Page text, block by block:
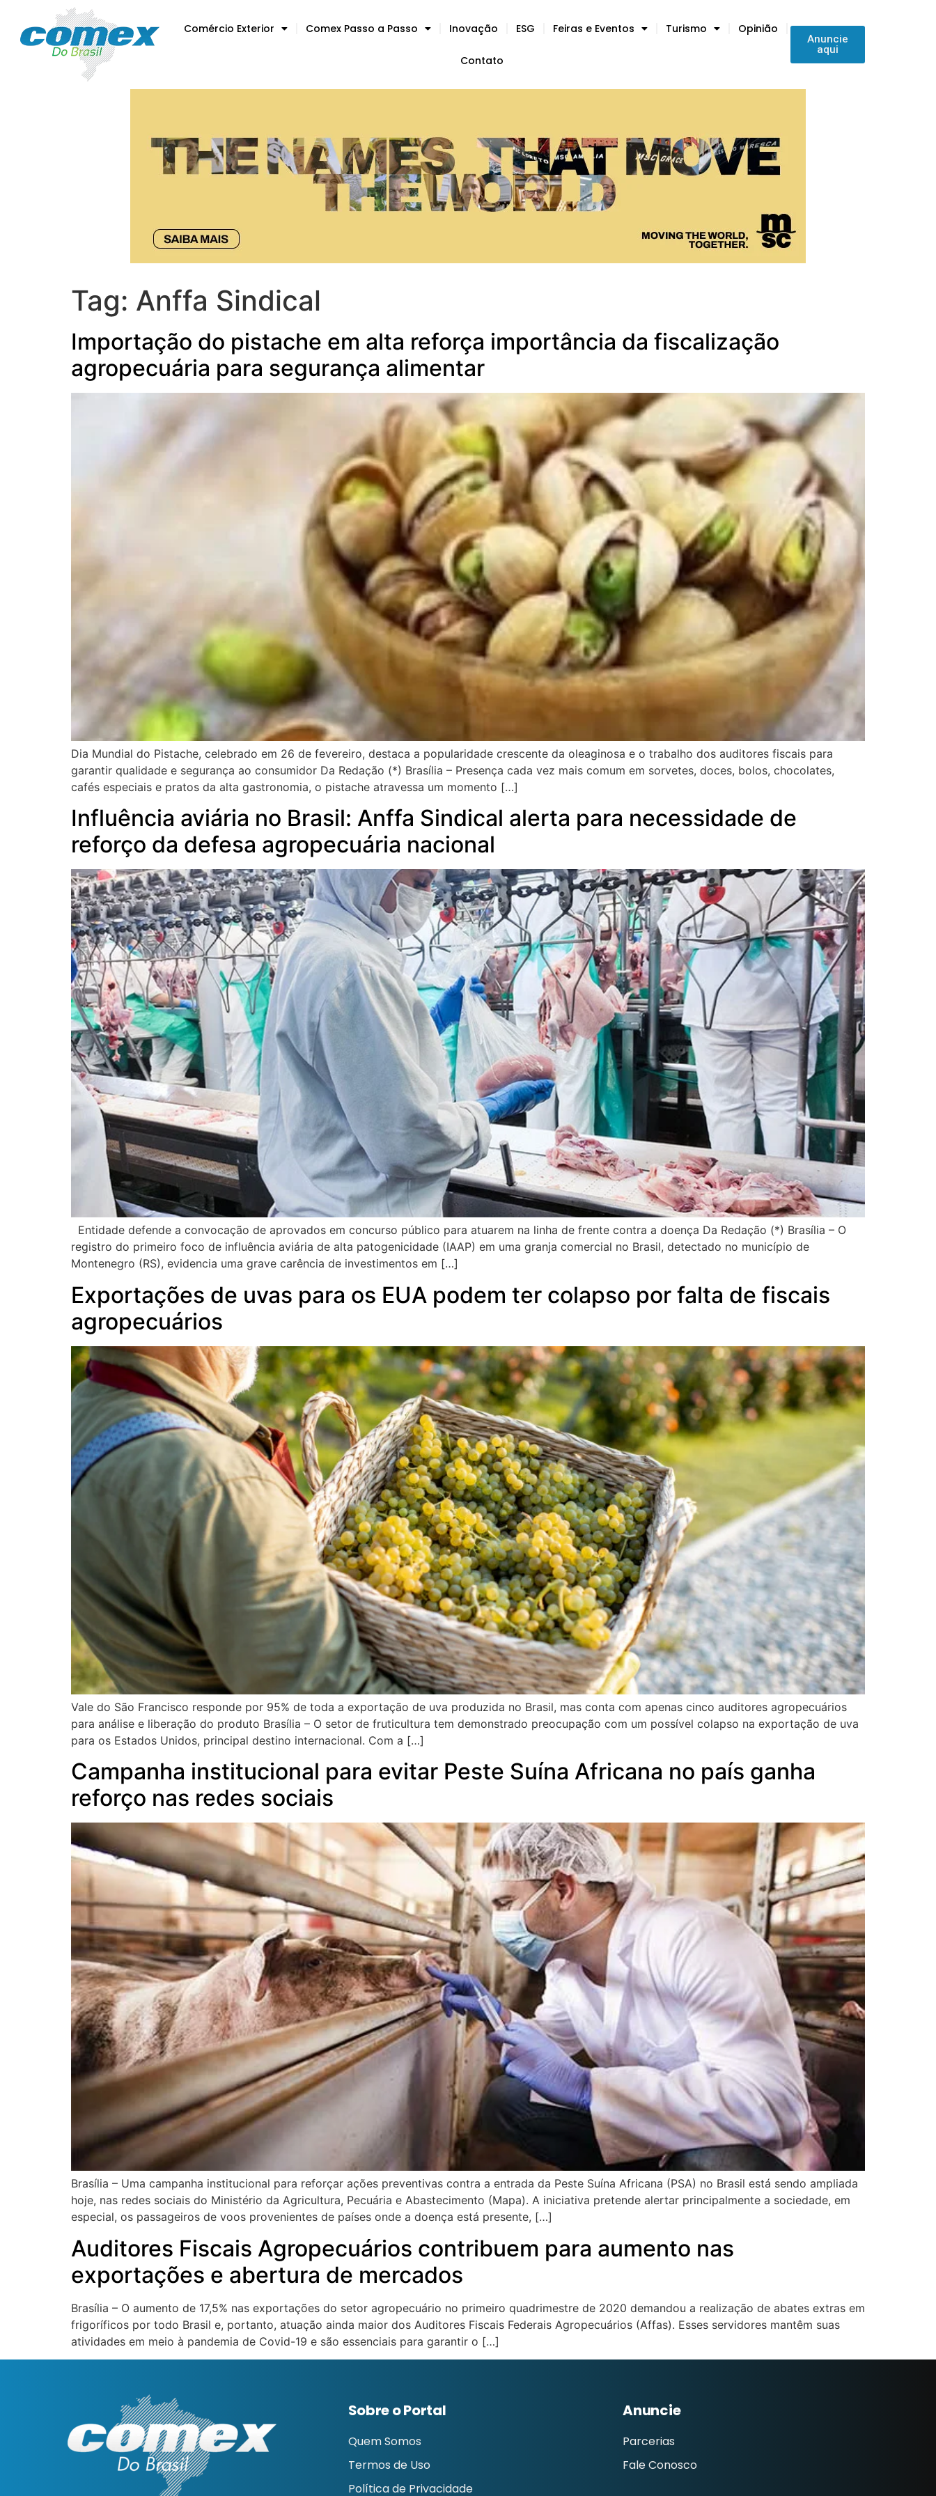
Comércio Exterior Comex Passo a Passo Inovação ESG Feiras e Eventos Turismo Opinião
Contato
Anuncie
aqui
Tag: Anffa Sindical
Importação do pistache em alta reforça importância da fiscalização
agropecuária para segurança alimentar
Dia Mundial do Pistache, celebrado em 26 de fevereiro, destaca a popularidade crescente da oleaginosa e o trabalho dos auditores fiscais para
garantir qualidade e segurança ao consumidor Da Redação (*) Brasília – Presença cada vez mais comum em sorvetes, doces, bolos, chocolates,
cafés especiais e pratos da alta gastronomia, o pistache atravessa um momento […]
Influência aviária no Brasil: Anffa Sindical alerta para necessidade de
reforço da defesa agropecuária nacional
Entidade defende a convocação de aprovados em concurso público para atuarem na linha de frente contra a doença Da Redação (*) Brasília – O
registro do primeiro foco de influência aviária de alta patogenicidade (IAAP) em uma granja comercial no Brasil, detectado no município de
Montenegro (RS), evidencia uma grave carência de investimentos em […]
Exportações de uvas para os EUA podem ter colapso por falta de fiscais
agropecuários
Vale do São Francisco responde por 95% de toda a exportação de uva produzida no Brasil, mas conta com apenas cinco auditores agropecuários
para análise e liberação do produto Brasília – O setor de fruticultura tem demonstrado preocupação com um possível colapso na exportação de uva
para os Estados Unidos, principal destino internacional. Com a […]
Campanha institucional para evitar Peste Suína Africana no país ganha
reforço nas redes sociais
Brasília – Uma campanha institucional para reforçar ações preventivas contra a entrada da Peste Suína Africana (PSA) no Brasil está sendo ampliada
hoje, nas redes sociais do Ministério da Agricultura, Pecuária e Abastecimento (Mapa). A iniciativa pretende alertar principalmente a sociedade, em
especial, os passageiros de voos provenientes de países onde a doença está presente, […]
Auditores Fiscais Agropecuários contribuem para aumento nas
exportações e abertura de mercados
Brasília – O aumento de 17,5% nas exportações do setor agropecuário no primeiro quadrimestre de 2020 demandou a realização de abates extras em
frigoríficos por todo Brasil e, portanto, atuação ainda maior dos Auditores Fiscais Federais Agropecuários (Affas). Esses servidores mantêm suas
atividades em meio à pandemia de Covid-19 e são essenciais para garantir o […]
Sobre o Portal
Quem Somos
Termos de Uso
Política de Privacidade
Anuncie
Parcerias
Fale Conosco